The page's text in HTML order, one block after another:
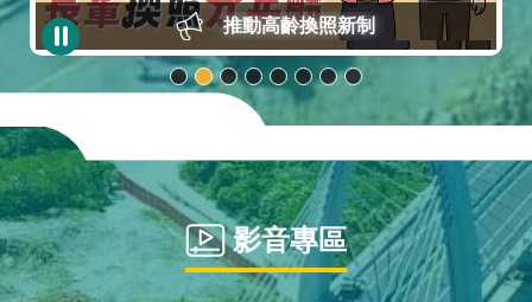
推動高齡換照新制
影音專區